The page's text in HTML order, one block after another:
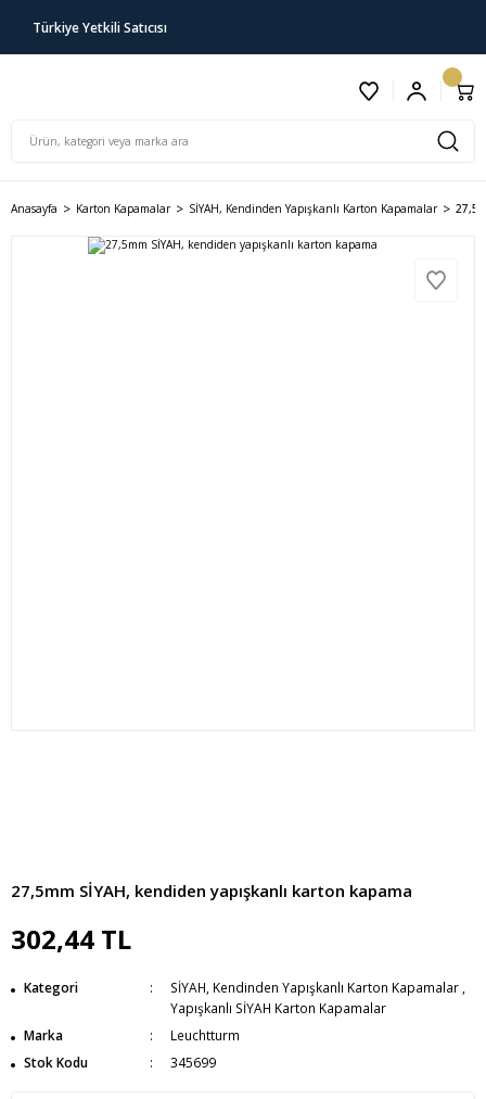
Türkiye Yetkili Satıcısı
Anasayfa Karton Kapamalar SİYAH, Kendinden Yapışkanlı Karton Kapamalar
27,5mm SİYAH, kendiden yapışkanlı karton kapama
302,44 TL
Kategori SİYAH, Kendinden Yapışkanlı Karton Kapamalar
Yapışkanlı SİYAH Karton Kapamalar
Marka
Leuchtturm
Stok Kodu
345699